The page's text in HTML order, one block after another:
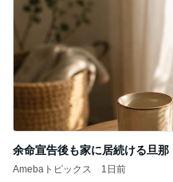
余命宣告後も家に居続ける旦那
Amebaトピックス 1日前